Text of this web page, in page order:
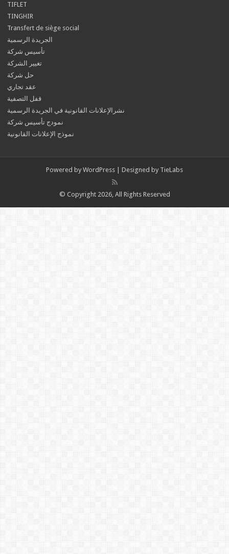
TIFLET
TINGHIR
Transfert de siège social
الجريدة الرسمية
تأسيس شركة
تغيير الشركة
حل شركة
عقد تجاري
قفل التصفية
نشرالإعلانات القانونية في الجريدة الرسمية
نمودج تأسيس شركة
نموذج الإعلانات القانونية
Powered by WordPress | Designed by TieLabs
© Copyright 2026, All Rights Reserved